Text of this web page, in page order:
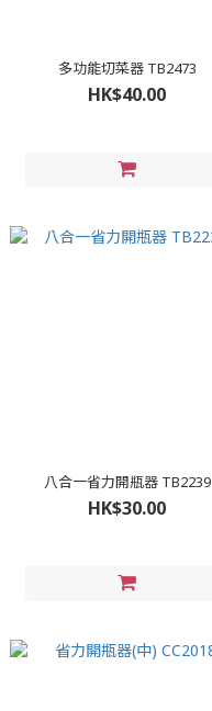
多功能切菜器 TB2473
HK$40.00
八合一省力開瓶器 TB2239
HK$30.00